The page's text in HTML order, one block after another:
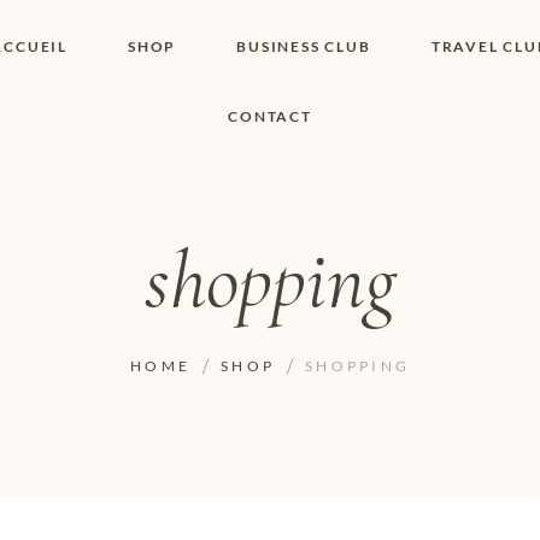
SHOP
SHOP I BOUTIQUE
BUSINESS CLUB TRAVEL
CONTACT
CONDITIONS
GÉNÉRALES
PAGE DE
CONFIDENTIALITÉ
shopping
HOME SHOP SHOPPING